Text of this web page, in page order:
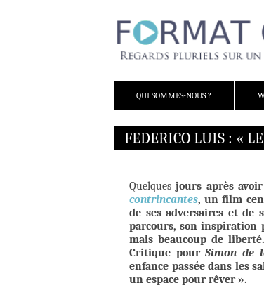
QUI SOMMES-NOUS ?
FEDERICO LUIS : «
Quelques jours après
contrincantes, un film
de ses adversaires et de
parcours, son inspiration
mais beaucoup de
Critique pourSimon de
enfance passée dans les
un espace pour rêver ».